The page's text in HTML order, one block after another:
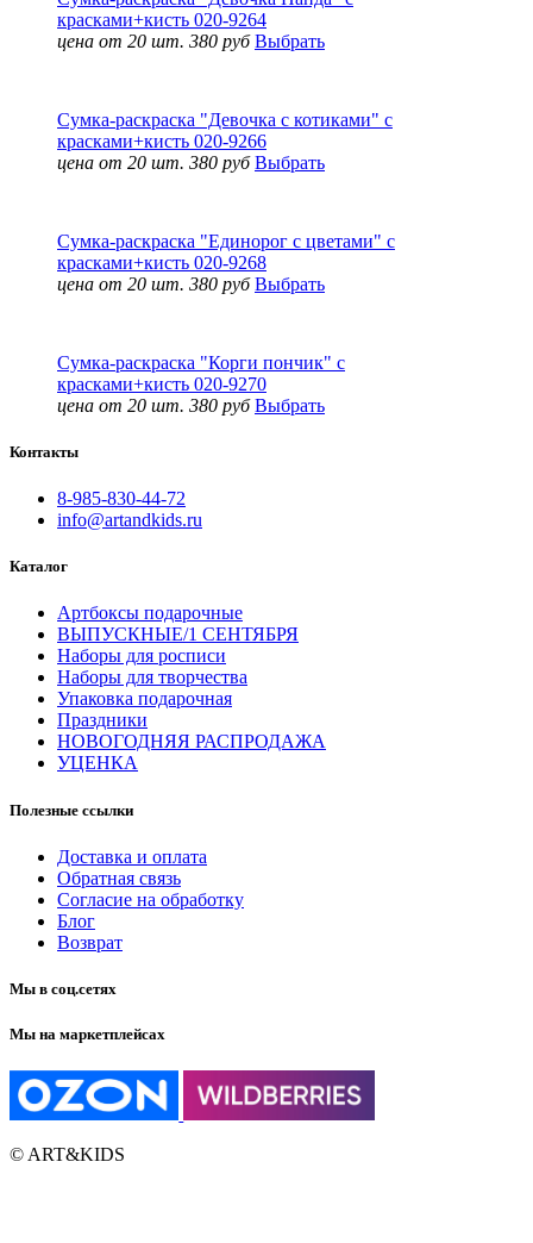
красками+кисть 020-9264
цена от 20 шт. 380 руб Выбрать
Сумка-раскраска "Девочка с котиками" с
красками+кисть 020-9266
цена от 20 шт. 380 руб Выбрать
Сумка-раскраска "Единорог с цветами" с
красками+кисть 020-9268
цена от 20 шт. 380 руб Выбрать
Сумка-раскраска "Корги пончик" с
красками+кисть 020-9270
цена от 20 шт. 380 руб Выбрать
Контакты
8-985-830-44-72
info@artandkids.ru
Каталог
Артбоксы подарочные
ВЫПУСКНЫЕ/1 СЕНТЯБРЯ
Наборы для росписи
Наборы для творчества
Упаковка подарочная
Праздники
НОВОГОДНЯЯ РАСПРОДАЖА
УЦЕНКА
Полезные ссылки
Доставка и оплата
Обратная связь
Согласие на обработку
Блог
Возврат
Мы в соц.сетях
Мы на маркетплейсах
© ART&KIDS